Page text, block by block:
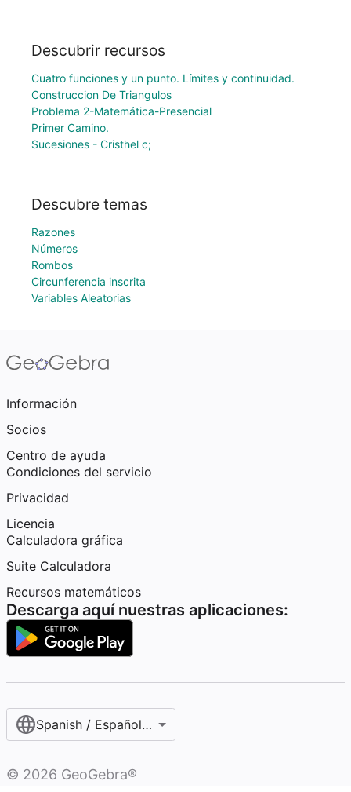
Descubrir recursos
Cuatro funciones y un punto. Límites y continuidad.
Construccion De Triangulos
Problema 2-Matemática-Presencial
Primer Camino.
Sucesiones - Cristhel c;
Descubre temas
Razones
Números
Rombos
Circunferencia inscrita
Variables Aleatorias
Información
Socios
Centro de ayuda
Condiciones del servicio
Privacidad
Licencia
Calculadora gráfica
Suite Calculadora
Recursos matemáticos
Descarga aquí nuestras aplicaciones:
Spanish / Español (internacional)
© 2026 GeoGebra®